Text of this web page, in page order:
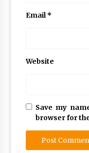
Email*
Website
Save my
browser for